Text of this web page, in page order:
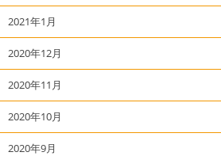
2021年1月
2020年12月
2020年11月
2020年10月
2020年9月